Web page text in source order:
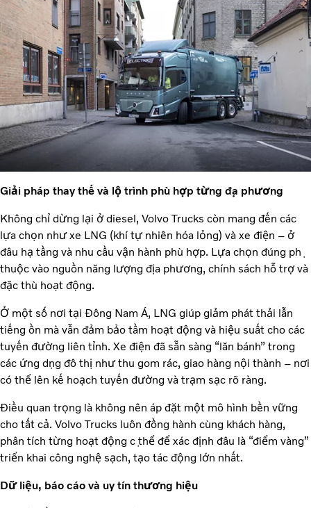
Giải pháp thay thế và lộ trình phù hợp từng địa phương
Không chỉ dừng lại ở diesel, Volvo Trucks còn mang đến các
lựa chọn như xe LNG (khí tự nhiên hóa lỏng) và xe điện – ở
đâu hạ tầng và nhu cầu vận hành phù hợp. Lựa chọn đúng phụ
thuộc vào nguồn năng lượng địa phương, chính sách hỗ trợ và
đặc thù hoạt động.
Ở một số nơi tại Đông Nam Á, LNG giúp giảm phát thải lẫn
tiếng ồn mà vẫn đảm bảo tầm hoạt động và hiệu suất cho các
tuyến đường liên tỉnh. Xe điện đã sẵn sàng “lăn bánh” trong
các ứng dụng đô thị như thu gom rác, giao hàng nội thành – nơi
có thể lên kế hoạch tuyến đường và trạm sạc rõ ràng.
Điều quan trọng là không nên áp đặt một mô hình bền vững
cho tất cả. Volvo Trucks luôn đồng hành cùng khách hàng,
phân tích từng hoạt động cụ thể để xác định đâu là “điểm vàng”
triển khai công nghệ sạch, tạo tác động lớn nhất.
Dữ liệu, báo cáo và uy tín thương hiệu